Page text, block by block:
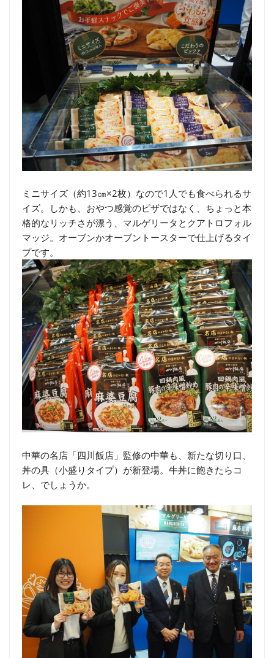
ミニサイズ（約13㎝×2枚）なので1人でも食べられるサ
イズ。しかも、おやつ感覚のピザではなく、ちょっと本
格的なリッチさが漂う、マルゲリータとクアトロフォル
マッジ。オーブンかオーブントースターで仕上げるタイ
プです。
中華の名店「四川飯店」監修の中華も、新たな切り口、
丼の具（小盛りタイプ）が新登場。牛丼に飽きたらコ
レ、でしょうか。